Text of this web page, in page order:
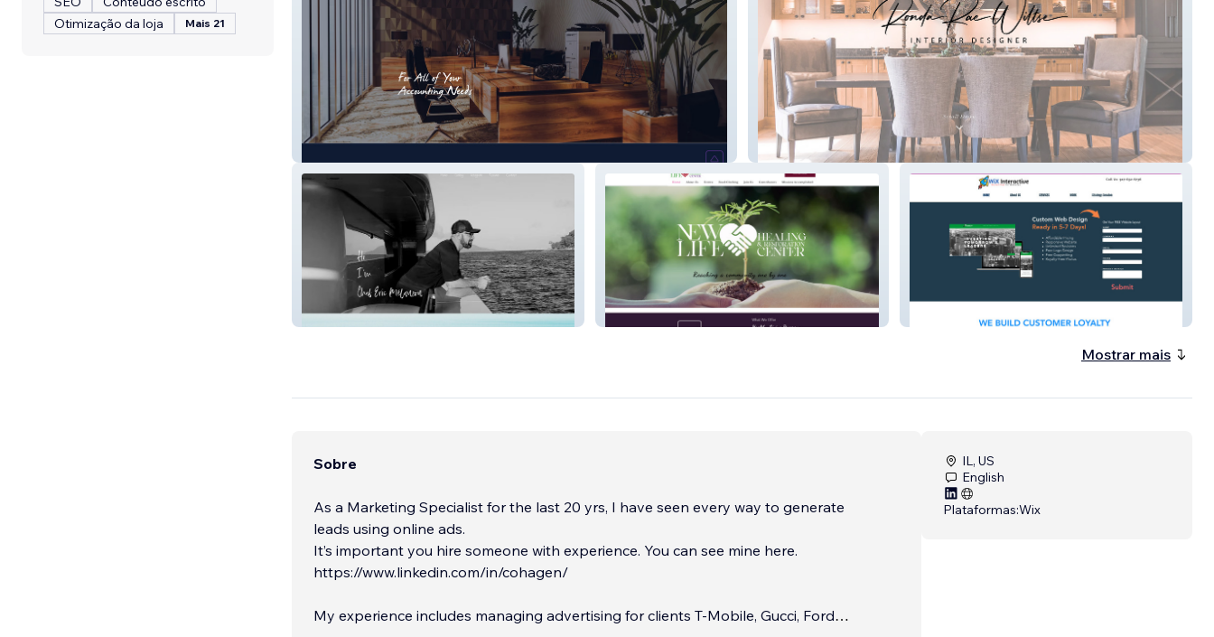
Otimização da loja
Mais 21
Accounting Interior Design
Chef Newlife
Mostrar mais
Sobre
As a Marketing Specialist for the last 20 yrs, I have seen every way to generate
leads using online ads.
It’s important you hire someone with experience. You can see mine here.
https://www.linkedin.com/in/cohagen/
My experience includes managing advertising for clients T-Mobile, Gucci, Ford
IL, US
English
Plataformas:Wix